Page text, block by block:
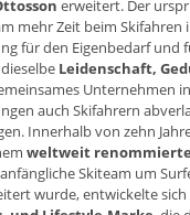
erweitert. Der
mehr Zeit beim Skifahren
für den Eigenbedarf und
Leidenschaft,
Unternehmen
auch Skifahrern
Innerhalb von zehn
weltweit
anfängliche Skiteam um
wurde, entwickelte sich